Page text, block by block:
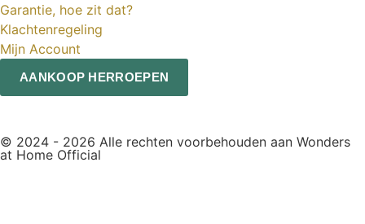
Garantie, hoe zit dat?
Klachtenregeling
Mijn Account
AANKOOP HERROEPEN
© 2024 - 2026 Alle rechten voorbehouden aan Wonders
at Home Official